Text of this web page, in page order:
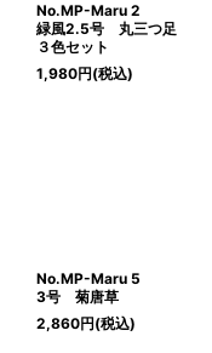
No.MP-Maru 2
緑風2.5号 丸三つ足
３色セット
1,980円(税込)
No.MP-Maru 5
3号 菊唐草
2,860円(税込)